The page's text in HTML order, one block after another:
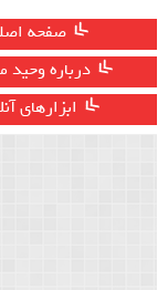
صفحه
درباره وحید
ابزارهای